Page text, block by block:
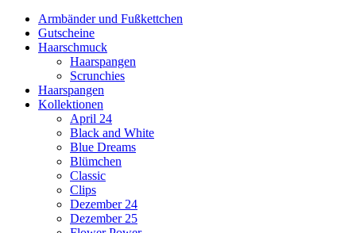
Armbänder und Fußkettchen
Gutscheine
Haarschmuck
Haarspangen
Scrunchies
Haarspangen
Kollektionen
April 24
Black and White
Blue Dreams
Blümchen
Classic
Clips
Dezember 24
Dezember 25